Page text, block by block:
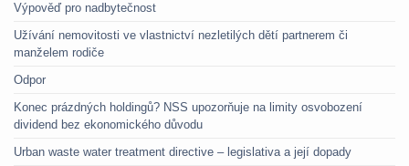
Výpověď pro nadbytečnost
Užívání nemovitosti ve vlastnictví nezletilých dětí partnerem či
manželem rodiče
Odpor
Konec prázdných holdingů? NSS upozorňuje na limity osvobození
dividend bez ekonomického důvodu
Urban waste water treatment directive – legislativa a její dopady